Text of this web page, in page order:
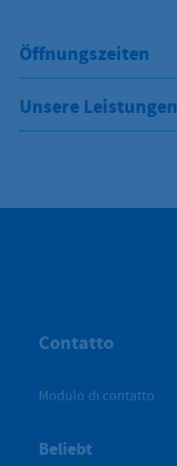
Öffnungszeiten
Unsere Leistungen
Contatto
Modulo di contatto
Beliebt